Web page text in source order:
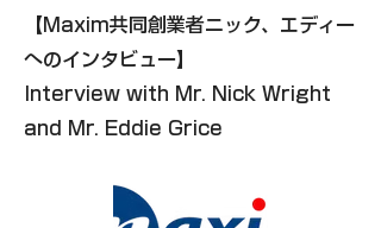
【Maxim共同創業者ニック、エディー
へのインタビュー】
Interview with Mr. Nick Wright
and Mr. Eddie Grice